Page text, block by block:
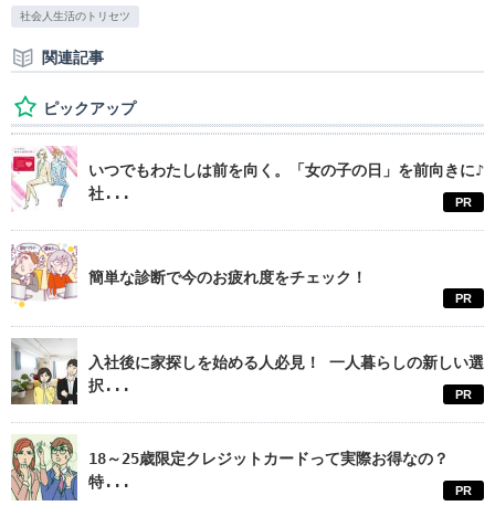
社会人生活のトリセツ
関連記事
ピックアップ
いつでもわたしは前を向く。「女の子の日」を前向きに♪
社...
PR
簡単な診断で今のお疲れ度をチェック！
PR
入社後に家探しを始める人必見！ 一人暮らしの新しい選
択...
PR
18～25歳限定クレジットカードって実際お得なの？
特...
PR